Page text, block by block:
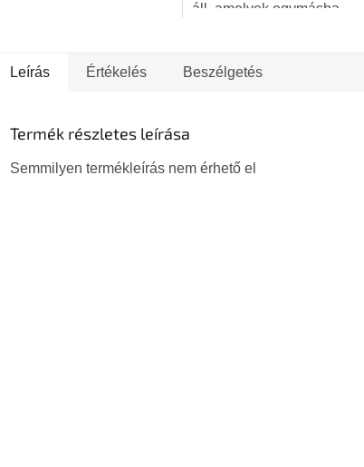
áll, amelyek egymásba
virágos micvákkal és a
Leírás Értékelés Beszélgetés
Termék részletes leírása
Semmilyen termékleírás nem érhető el